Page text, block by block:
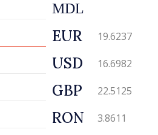
MDL
EUR 19.6237
USD 16.6982
GBP 22.5125
RON 3.8611